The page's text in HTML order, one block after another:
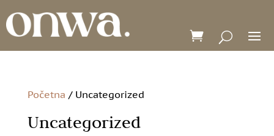
Početna / Uncategorized
Uncategorized